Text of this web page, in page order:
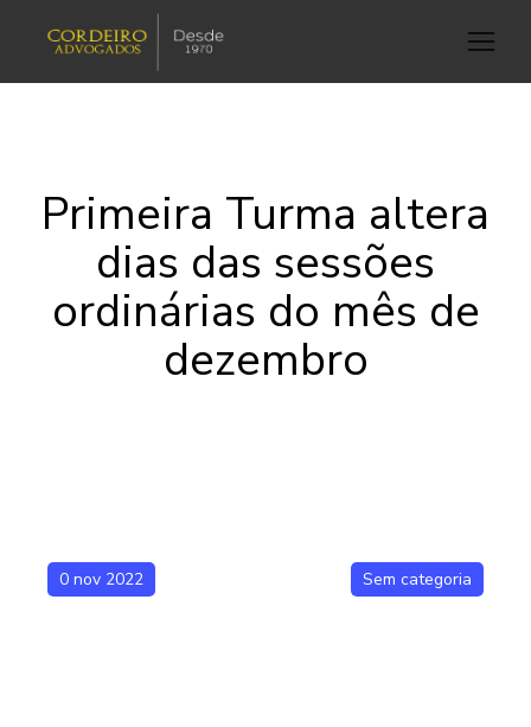
Primeira Turma altera
dias das sessões
ordinárias do mês de
dezembro
0 nov 2022 Sem categoria